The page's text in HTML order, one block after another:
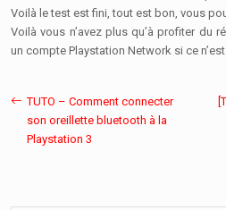
Voilà le test est fini, tout est bon, vous
Voilà vous n’avez plus qu’à profiter du
un compte Playstation Network si ce
TUTO – Comment connecter
son oreillette bluetooth à la
Playstation 3